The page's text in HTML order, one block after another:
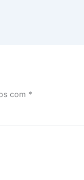
com *